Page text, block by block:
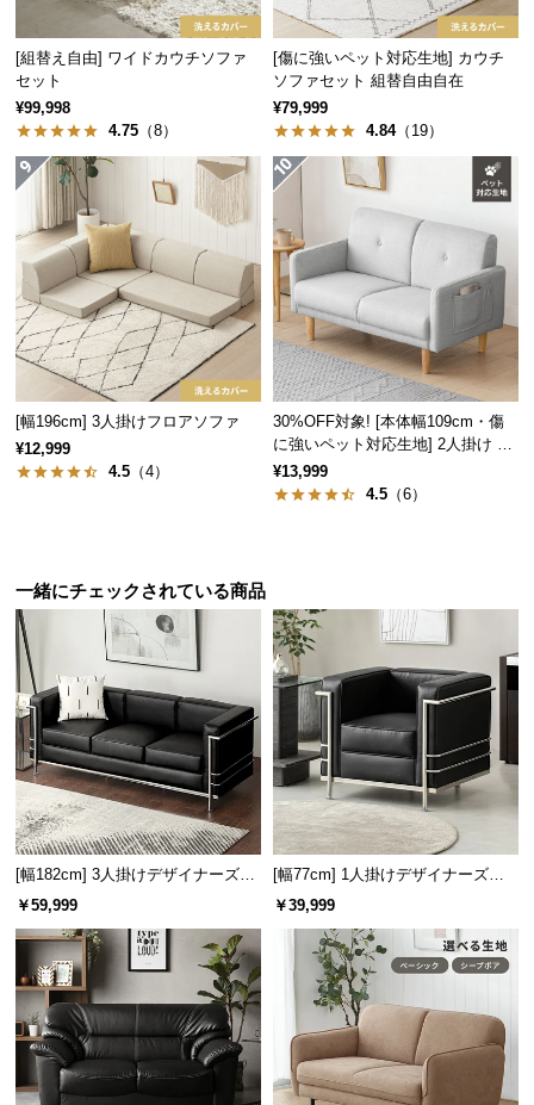
つ
い
て
返
品・
ャ
ン
セ
ル
に
つ
い
て
い
会
員
規
約
に
つ
い
て
客
サ
ー
書斎
リビングでの寛ぎに
圧迫感のないシンプルなデザインは、家族や友人と
過ごすリビングを洗練された寛ぎの空間に演出しま
す。
書斎での静かなひと時に
包み込まれるようなフォルムと快適な座り心地は、
書斎や自室など静かで落ち着きのある空間におすす
めです。
[組替え自由] ワイドカウチソファ
セット
¥99,998
4.75 （8）
[傷に強いペット対応生地] カウチ
ソファセット 組替自由自在
¥79,999
4.84（19）
[幅196cm] 3人掛けフロアソファ
¥12,999
4.5 （4）
30%OFF対象! [本体幅109cm・傷
に強いペット対応生地] 2人掛け コ
ンパクトソファ ポケット付き
¥13,999
4.5 （6）
一緒にチェックされている商品
[幅182cm] 3人掛けデザイナーズソ
ファ ル・コルビジェ LC2 名作 リ
￥59,999
[幅77cm] 1人掛けデザイナーズソ
ファ ル・コルビジェ LC2 名作 リ
￥39,999